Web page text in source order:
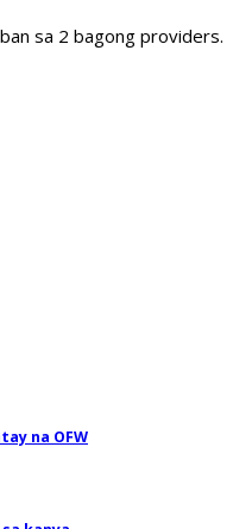
sa 2 bagong providers.
na OFW